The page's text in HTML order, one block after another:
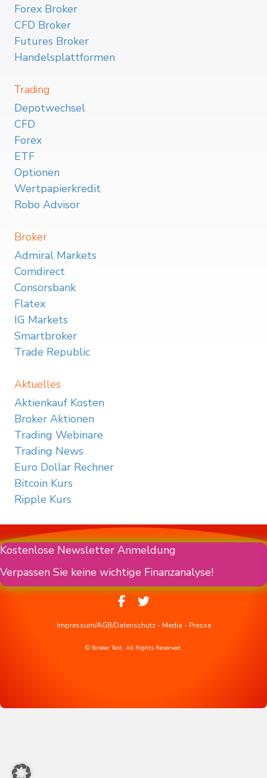
Forex Broker
CFD Broker
Futures Broker
Handelsplattformen
Trading
Depotwechsel
CFD
Forex
ETF
Optionen
Wertpapierkredit
Robo Advisor
Broker
Admiral Markets
Comdirect
Consorsbank
Flatex
IG Markets
Smartbroker
Trade Republic
Aktuelles
Aktienkauf Kosten
Broker Aktionen
Trading Webinare
Trading News
Euro Dollar Rechner
Bitcoin Kurs
Ripple Kurs
Kostenlose Newsletter Anmeldung
Verpassen Sie keine wichtige Finanzanalyse!
Impressum/AGB/Datenschutz- Media - Presse
© Broker Test. All Rights Reserved.